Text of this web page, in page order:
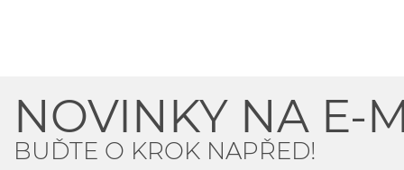
NOVINKY NA E-
BUĎTE O KROK NAPŘED!